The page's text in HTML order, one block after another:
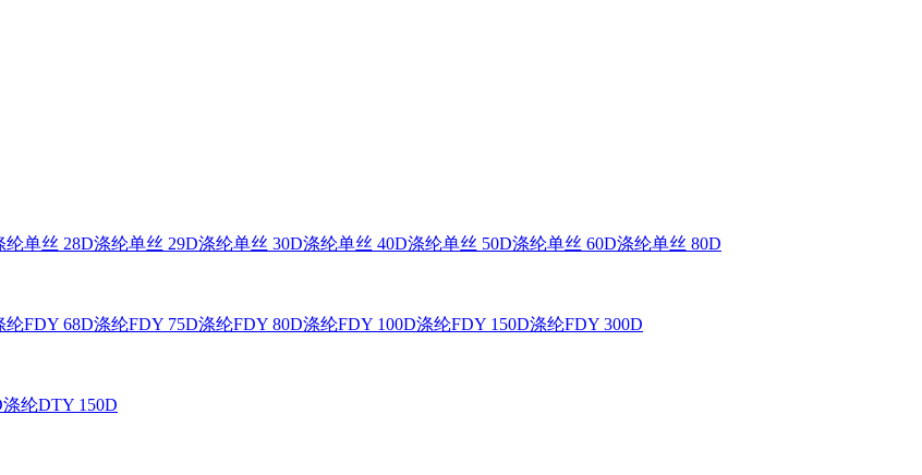
纶单丝 28D涤纶单丝 29D涤纶单丝 30D涤纶单丝 40D涤纶单丝 50D涤纶单丝 60D涤纶单丝 80D
纶FDY 68D涤纶FDY 75D涤纶FDY 80D涤纶FDY 100D涤纶FDY 150D涤纶FDY 300D
涤纶DTY 150D